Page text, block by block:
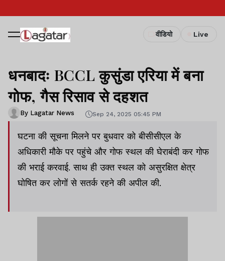
वीडियो Live
धनबादः BCCL कुसुंडा एरिया में बना
गोफ, गैस रिसाव से दहशत
By Lagatar News Sep 24, 2025 05:45 PM
घटना की सूचना मिलने पर बुधवार को बीसीसीएल के
अधिकारी मौके पर पहुंचे और गोफ स्थल की घेराबंदी कर गोफ
की भराई करवाई. साथ ही उक्त स्थल को असुरक्षित क्षेत्र
घोषित कर लोगों से सतर्क रहने की अपील की.